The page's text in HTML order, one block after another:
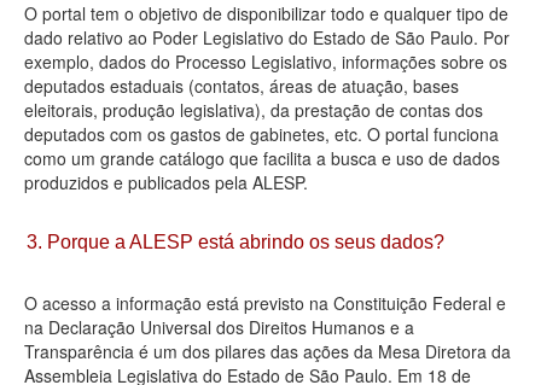
Agenda
Perguntas frequentes
Contato
O portal tem o objetivo de disponibilizar todo e qualquer tipo de
dado relativo ao Poder Legislativo do Estado de São Paulo. Por
exemplo, dados do Processo Legislativo, informações sobre os
deputados estaduais (contatos, áreas de atuação, bases
eleitorais, produção legislativa), da prestação de contas dos
deputados com os gastos de gabinetes, etc. O portal funciona
como um grande catálogo que facilita a busca e uso de dados
produzidos e publicados pela ALESP.
3. Porque a ALESP está abrindo os seus dados?
O acesso a informação está previsto na Constituição Federal e
na Declaração Universal dos Direitos Humanos e a
Transparência é um dos pilares das ações da Mesa Diretora da
Assembleia Legislativa do Estado de São Paulo. Em 18 de